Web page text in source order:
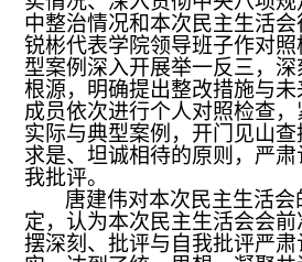
中整治情况和本次民主生活
锐彬代表学院领导班子作对
型案例深入开展举一反三，
根源，明确提出整改措施与
成员依次进行个人对照检查
实际与典型案例，开门见山
求是、坦诚相待的原则，严肃
我批评。
唐建伟对本次民主生活
定，认为本次民主生活会会
摆深刻 、批评与自我批评严